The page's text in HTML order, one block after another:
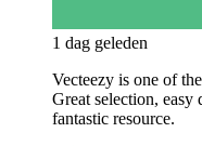
1 dag geleden
Vecteezy is one of
Great selection,
fantastic resource.